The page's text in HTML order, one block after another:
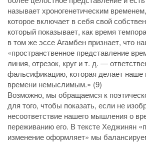
называет хроногенетическим
которое включает в себя свой
который показывает, как время
в том же эссе Агамбен признает, что
«пространственное представление
линия, отрезок, круг и т. д. —
фальсификацию, которая делает наше
времени немыслимым.» (9)
Возможно, мы обращаемся к
для того, чтобы показать, если не
несоответствие нашего мышления о
переживанию его. В тексте Хеджинян
изменение оформляет» мы